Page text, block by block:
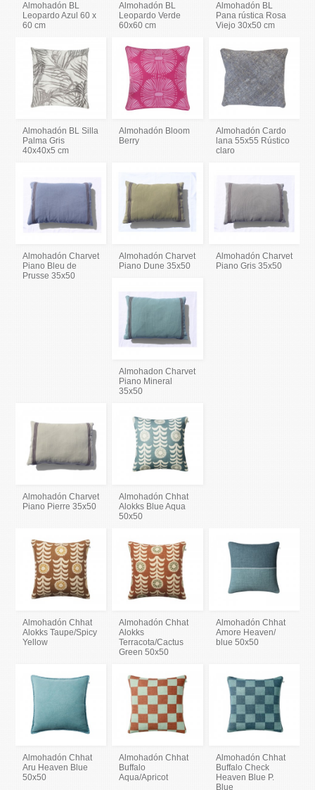
Almohadón BL
Leopardo Azul 60 x
60 cm
Almohadón BL
Leopardo Verde
60x60 cm
Almohadón BL
Pana rústica Rosa
Viejo 30x50 cm
Almohadón BL Silla
Palma Gris
40x40x5 cm
Almohadón Bloom
Berry
Almohadón Cardo
lana 55x55 Rústico
claro
Almohadón Charvet
Piano Bleu de
Prusse 35x50
Almohadón Charvet
Piano Dune 35x50
Almohadón Charvet
Piano Gris 35x50
Almohadon Charvet
Piano Mineral
35x50
Almohadón Charvet
Piano Pierre 35x50
Almohadón Chhat
Alokks Blue Aqua
50x50
Almohadón Chhat
Alokks Taupe/Spicy
Yellow
Almohadón Chhat
Alokks
Terracota/Cactus
Green 50x50
Almohadón Chhat
Amore Heaven/
blue 50x50
Almohadón Chhat
Aru Heaven Blue
50x50
Almohadón Chhat
Buffalo
Aqua/Apricot
Almohadón Chhat
Buffalo Check
Heaven Blue P.
Blue